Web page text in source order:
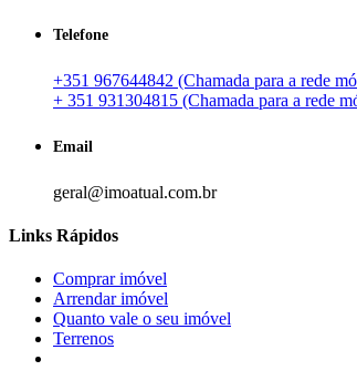
Telefone
+351 967644842 (Chamada para a rede
+ 351 931304815 (Chamada para a rede
Email
geral@imoatual.com.br
Links Rápidos
Comprar imóvel
Arrendar imóvel
Quanto vale o seu imóvel
Terrenos